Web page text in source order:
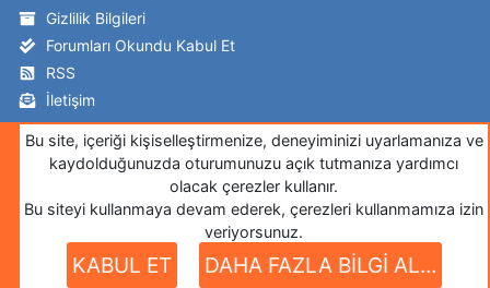
Gizlilik Bilgileri
Forumları Okundu Kabul Et
RSS
İletişim
Takip Edin!
Facebook
İnstagram
Google+
Bu site, içeriği kişiselleştirmenize, deneyiminizi uyarlamanıza ve
kaydolduğunuzda oturumunuzu açık tutmanıza yardımcı
olacak çerezler kullanır.
Bu siteyi kullanmaya devam ederek, çerezleri kullanmamıza izin
veriyorsunuz.
KABUL ET DAHA FAZLA BİLGİ AL...